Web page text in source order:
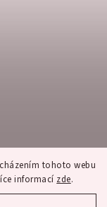
tohoto webu
informací zde.